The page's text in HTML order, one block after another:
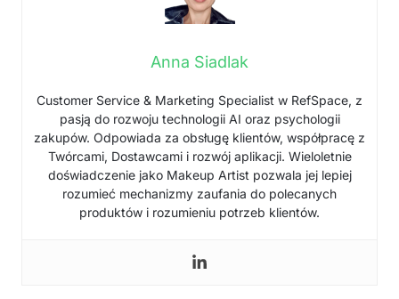
Anna Siadlak
Customer Service & Marketing Specialist w RefSpace, z
pasją do rozwoju technologii AI oraz psychologii
zakupów. Odpowiada za obsługę klientów, współpracę z
Twórcami, Dostawcami i rozwój aplikacji. Wieloletnie
doświadczenie jako Makeup Artist pozwala jej lepiej
rozumieć mechanizmy zaufania do polecanych
produktów i rozumieniu potrzeb klientów.